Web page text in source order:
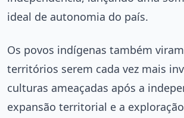
ideal de autonomia do país.
Os povos indígenas também
territórios serem cada vez mais
culturas ameaçadas após a
expansão territorial e a